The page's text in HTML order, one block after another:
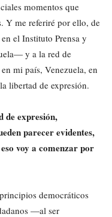
momentos que
Y me referiré por ello, de
el Instituto Prensa y
y a la red de
mi país, Venezuela, en
libertad de expresión.
de expresión,
parecer evidentes,
voy a comenzar por
democráticos
—al ser